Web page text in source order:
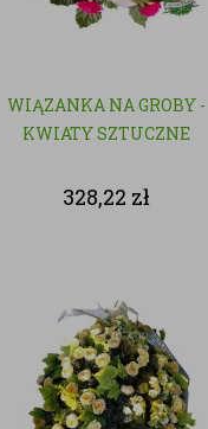
WIĄZANKA NA GROBY -
KWIATY SZTUCZNE
328,22 zł